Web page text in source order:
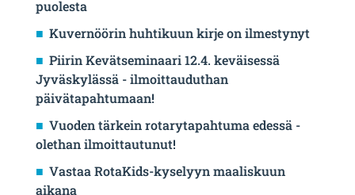
puolesta
Kuvernöörin huhtikuun kirje on ilmestynyt
Piirin Kevätseminaari 12.4. keväisessä
Jyväskylässä - ilmoittauduthan
päivätapahtumaan!
Vuoden tärkein rotarytapahtuma edessä -
olethan ilmoittautunut!
Vastaa RotaKids-kyselyyn maaliskuun
aikana